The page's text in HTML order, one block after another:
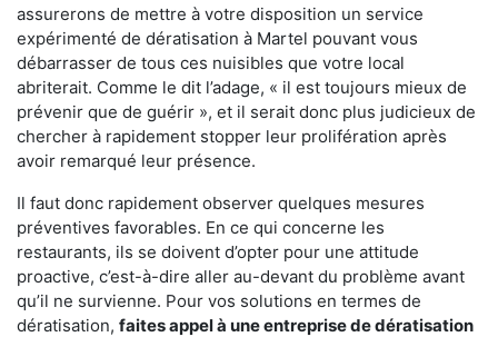
assurerons de mettre à votre disposition un service
expérimenté de dératisation à Martel pouvant vous
débarrasser de tous ces nuisibles que votre local
abriterait. Comme le dit l’adage, « il est toujours mieux de
prévenir que de guérir », et il serait donc plus judicieux de
chercher à rapidement stopper leur prolifération après
avoir remarqué leur présence.
Il faut donc rapidement observer quelques mesures
préventives favorables. En ce qui concerne les
restaurants, ils se doivent d’opter pour une attitude
proactive, c’est-à-dire aller au-devant du problème avant
qu’il ne survienne. Pour vos solutions en termes de
dératisation, faites appel à une entreprise de dératisation